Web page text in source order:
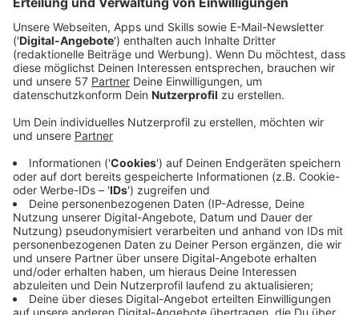
Fußball-RegionalligistAlemannia Aachenhat noch
einen neuen Mann fürs Mittelfeld geholt:Aaron
Herzog, der bisher in der 3. Liga für den Halleschen FC
gespielt hat.
Herzog ist 25 Jahre alt und ist in seiner Jugend im im
Nachwuchsleistungszentrum von Borussia
Mönchengladbach ausgebildet worden.
Für die U19 der Gladbacher hat er auch sieben Partien
in der UEFA Youth League absolviert.
Danach hat der fünffache deutsche Junioren-
Nationalspieler in 78 Regionalliga-Partien für die
Zweitvertretung der Borussia erste Erfahrungen im
Seniorenbereich gesammelt und es zudem zweimal in
den Bundesliga-Kader geschafft.